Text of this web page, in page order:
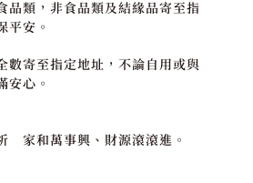
品類，非食品類及結緣品寄至指
平安。
數寄至指定地址，不論自用或與
安心。
家和萬事興、財源滾滾進。